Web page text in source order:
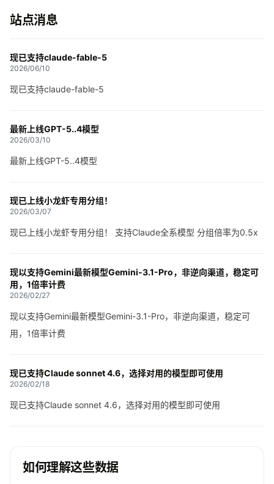
站点消息
现已支持claude-fable-5
2026/06/10
现已支持claude-fable-5
最新上线GPT-5..4模型
2026/03/10
最新上线GPT-5..4模型
现已上线小龙虾专用分组！
2026/03/07
现已上线小龙虾专用分组！ 支持Claude全系模型 分组倍率为0.5x
现以支持Gemini最新模型Gemini-3.1-Pro，非逆向渠道，稳定可
用，1倍率计费
2026/02/27
现以支持Gemini最新模型Gemini-3.1-Pro，非逆向渠道，稳定可
用，1倍率计费
现已支持Claude sonnet 4.6，选择对用的模型即可使用
2026/02/18
现已支持Claude sonnet 4.6，选择对用的模型即可使用
如何理解这些数据